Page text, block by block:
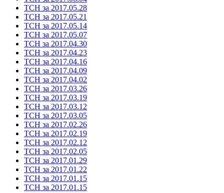
ТСН за 2017.05.28
ТСН за 2017.05.21
ТСН за 2017.05.14
ТСН за 2017.05.07
ТСН за 2017.04.30
ТСН за 2017.04.23
ТСН за 2017.04.16
ТСН за 2017.04.09
ТСН за 2017.04.02
ТСН за 2017.03.26
ТСН за 2017.03.19
ТСН за 2017.03.12
ТСН за 2017.03.05
ТСН за 2017.02.26
ТСН за 2017.02.19
ТСН за 2017.02.12
ТСН за 2017.02.05
ТСН за 2017.01.29
ТСН за 2017.01.22
ТСН за 2017.01.15
ТСН за 2017.01.15